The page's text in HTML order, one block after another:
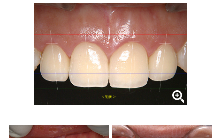
よくある質問
症例集
歯列矯正/インビザライン
矯正治療とは？
治療の手順
インビザライン・システムとは